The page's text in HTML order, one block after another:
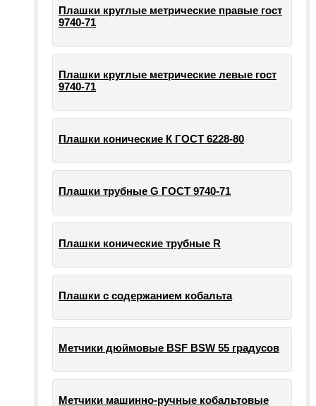
Плашки круглые метрические правые гост
9740-71
Плашки круглые метрические левые гост
9740-71
Плашки конические К ГОСТ 6228-80
Плашки трубные G ГОСТ 9740-71
Плашки конические трубные R
Плашки с содержанием кобальта
Метчики дюймовые BSF BSW 55 градусов
Метчики машинно-ручные кобальтовые